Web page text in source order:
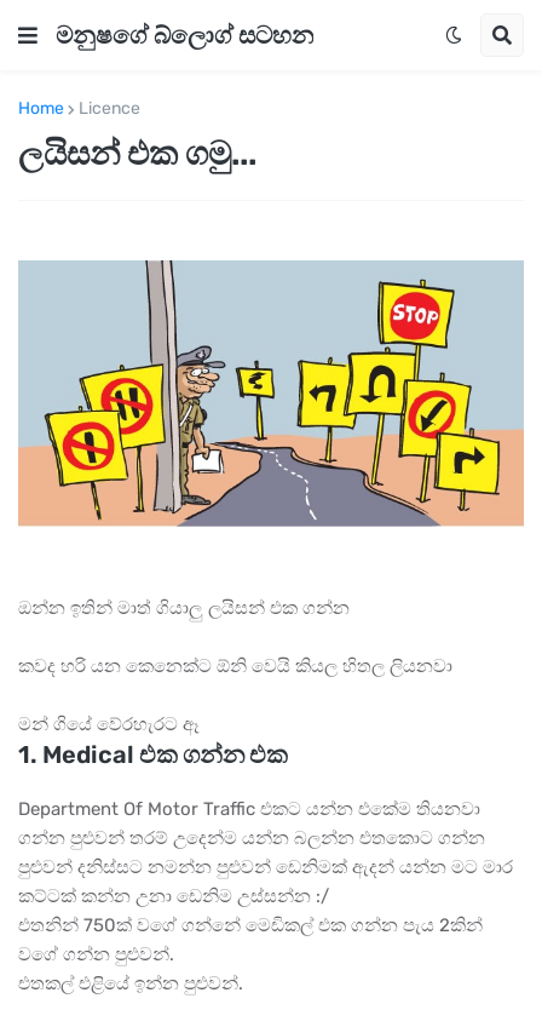
මනුෂගේ බ්ලොග් සටහන
Home Licence
ලයිසන් එක ගමු...
ඔන්න ඉතින් මාත් ගියාලු ලයිසන් එක ගන්න
කවද හරි යන කෙනෙක්ට ඕනි වෙයි කියල හිතල ලියනවා
මන් ගියේ වේරහැරට ඈ
1. Medical එක ගන්න එක
Department Of Motor Traffic එකට යන්න එකේම තියනවා
ගන්න පුළුවන් තරම් උදෙන්ම යන්න බලන්න එතකොට ගන්න
පුළුවන් දනිස්සට නමන්න පුළුවන් ඩෙනිමක් ඇදන් යන්න මට මාර
කට්ටක් කන්න උනා ඩෙනිම උස්සන්න :/
එතනින් 750ක් වගේ ගන්නේ මෙඩිකල් එක ගන්න පැය 2කින්
වගේ ගන්න පුළුවන්.
එතකල් එළියේ ඉන්න පුළුවන්.